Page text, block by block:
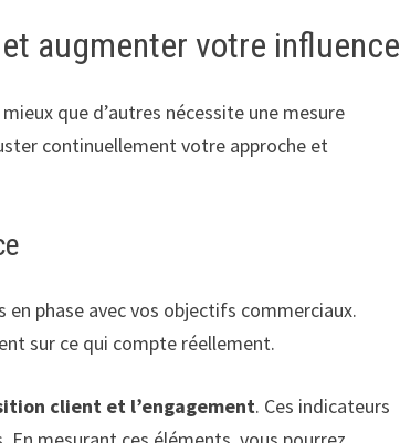
augmenter votre influence
que d’autres nécessite une mesure
continuellement votre approche et
phase avec vos objectifs commerciaux.
sur ce qui compte réellement.
client et l’engagement. Ces indicateurs